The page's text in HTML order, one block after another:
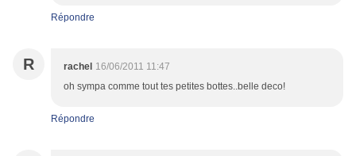
Répondre
R rachel 16/06/2011 11:47
oh sympa comme tout tes petites bottes..belle deco!
Répondre